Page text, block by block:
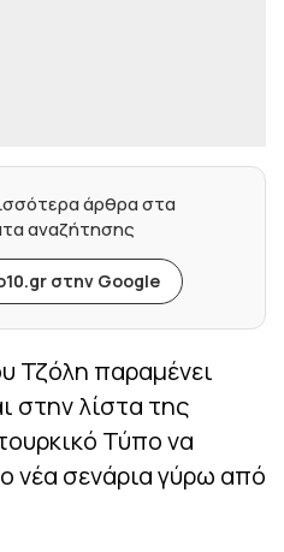
άρθρα στα
αναζήτησης
στην Google
Τζόλη παραμένει
στην λίστα της
Τύπο να
νέα σενάρια γύρω από